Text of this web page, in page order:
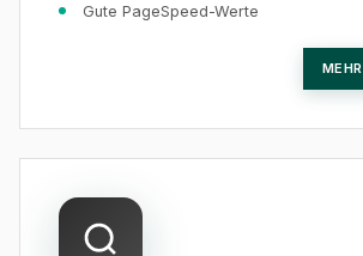
Gute PageSpeed-Werte